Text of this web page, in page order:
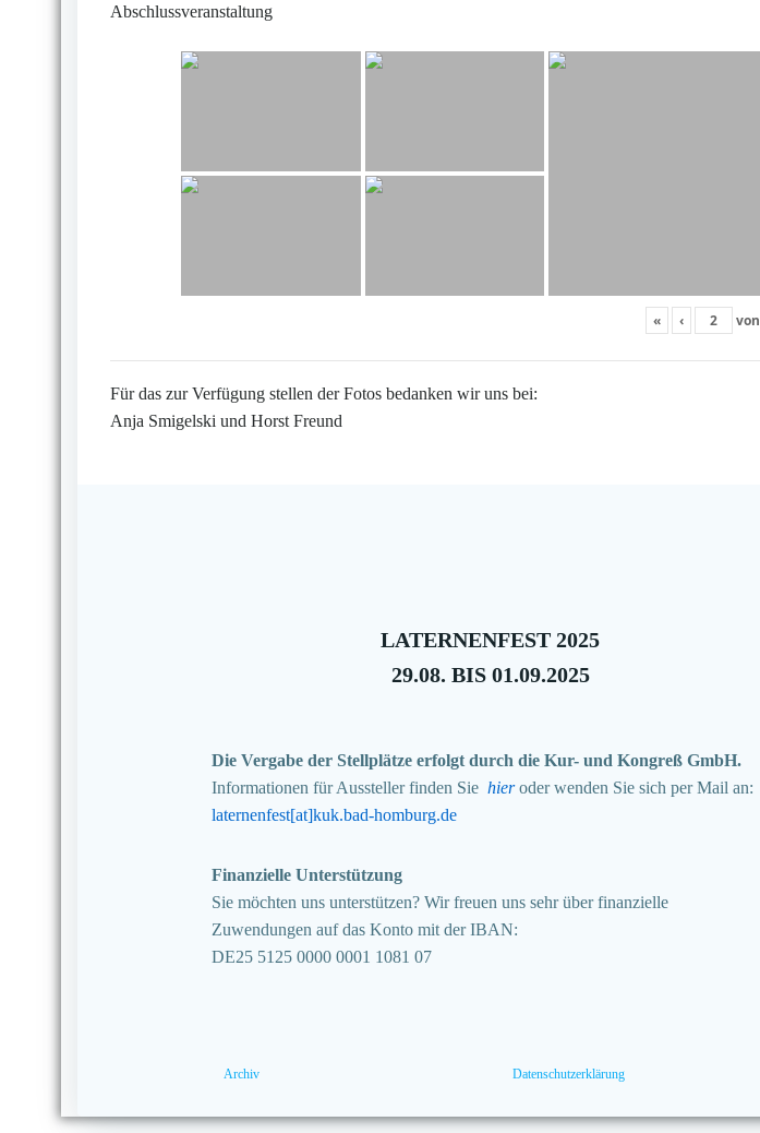
Abschlussveranstaltung
« ‹ von
Für das zur Verfügung stellen der Fotos bedanken wir uns bei:
Anja Smigelski und Horst Freund
LATERNENFEST 2025
29.08. BIS 01.09.2025
Die Vergabe der Stellplätze erfolgt durch die Kur- und Kongreß GmbH.
Informationen für Aussteller finden Sie hieroder wenden Sie sich per Mail an:
laternenfest[at]kuk.bad-homburg.de
Finanzielle Unterstützung
Sie möchten uns unterstützen? Wir freuen uns sehr über finanzielle
Zuwendungen auf das Konto mit der IBAN:
DE25 5125 0000 0001 1081 07
Archiv Datenschutzerklärung